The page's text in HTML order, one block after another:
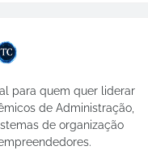
para quem quer liderar
de Administração,
de organização